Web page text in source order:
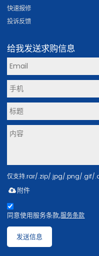
快速报修
投诉反馈
给我发送求购信息
仅支持.rar/.zip/.jpg/.png/.gif/
附件
同意使用服务条款,服务条款
发送信息